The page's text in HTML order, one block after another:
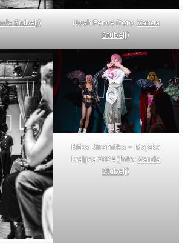
Stubelj) Noah Fence (foto: Vanda
Stubelj)
Kitka Dinamitka – Majska
kraljica 2024 (foto: Vanda
Stubelj)